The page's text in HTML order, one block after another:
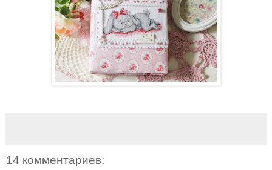
14 комментариев: